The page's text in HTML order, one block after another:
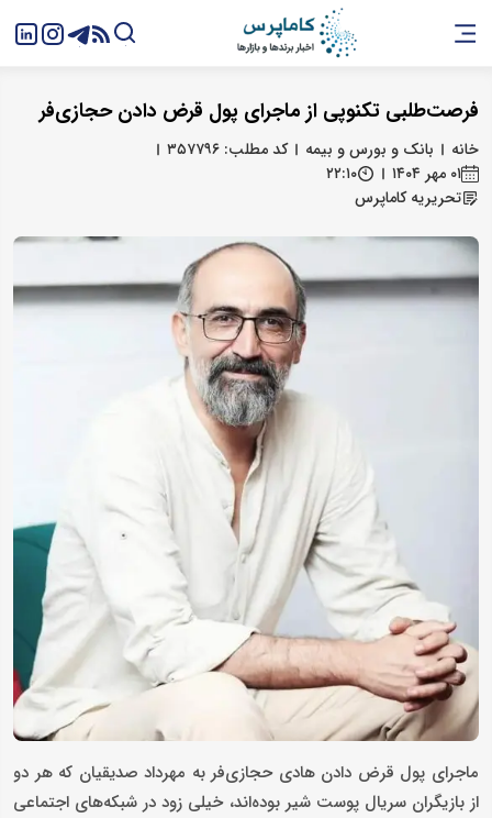
فرصت‌طلبی تکنوپی از ماجرای پول قرض دادن حجازی‌فر
خانه بانک و بورس و بیمه
کد مطلب: ۳۵۷۷۹۶
۰۱ مهر ۱۴۰۴
۲۲:۱۰
تحریریه کاماپرس
ماجرای پول قرض دادن هادی حجازی‌فر به مهرداد صدیقیان که هر دو
از بازیگران سریال پوست شیر بوده‌اند، خیلی زود در شبکه‌های اجتماعی